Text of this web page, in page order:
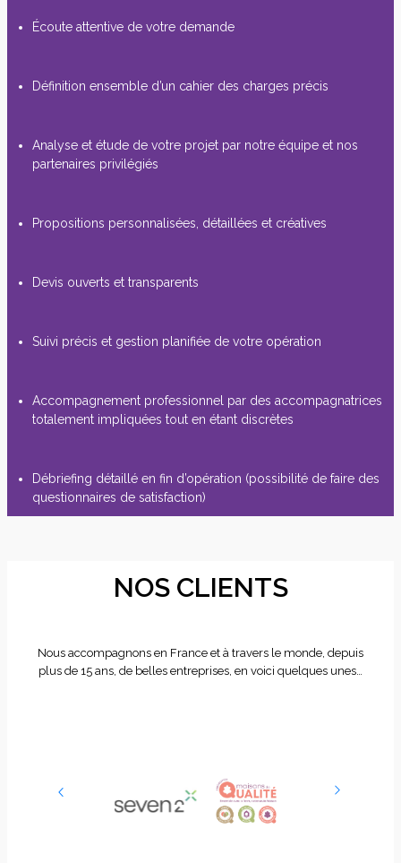
Écoute attentive de votre demande
Définition ensemble d’un cahier des charges précis
Analyse et étude de votre projet par notre équipe et nos
partenaires privilégiés
Propositions personnalisées, détaillées et créatives
Devis ouverts et transparents
Suivi précis et gestion planifiée de votre opération
Accompagnement professionnel par des accompagnatrices
totalement impliquées tout en étant discrètes
Débriefing détaillé en fin d’opération (possibilité de faire des
questionnaires de satisfaction)
NOS CLIENTS
Nous accompagnons en France et à travers le monde, depuis
plus de 15 ans, de belles entreprises, en voici quelques unes…